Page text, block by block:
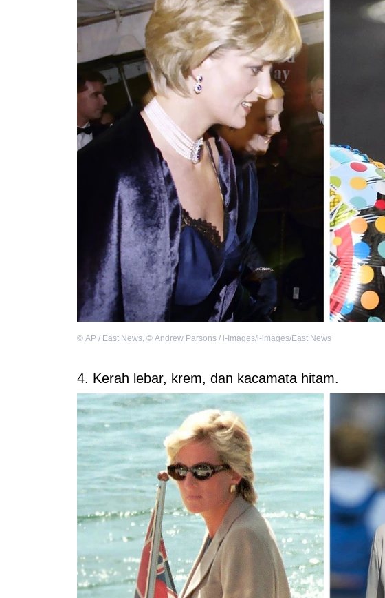
© AP / East News, © Andrew Parsons / i-Images/i-images/East News
4. Kerah lebar, krem, dan kacamata hitam.